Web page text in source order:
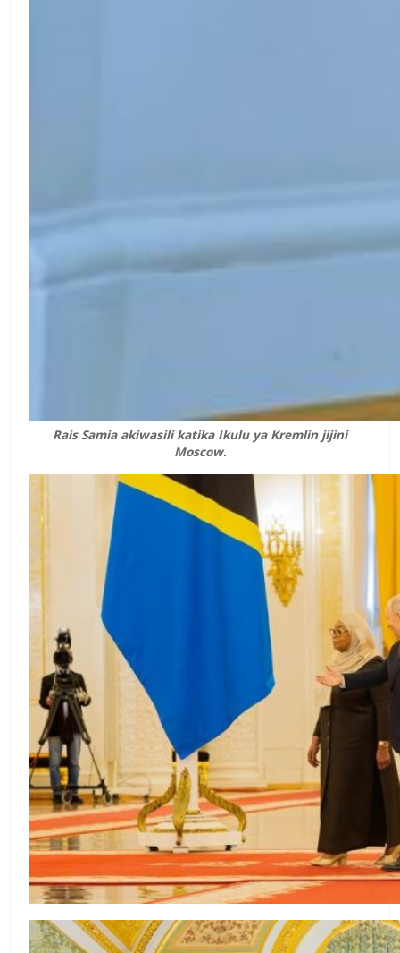
Rais Samia akiwasili katika Ikulu ya Kremlin jijini
Moscow.